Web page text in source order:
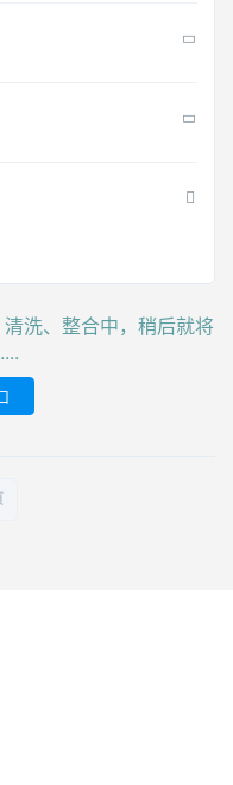
洗、整合中，稍后就将